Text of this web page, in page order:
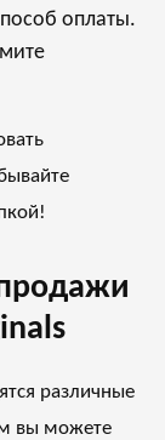
оплаты.
различные
вы можете